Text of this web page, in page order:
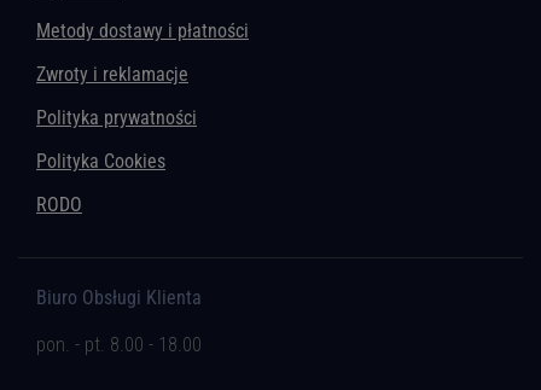
Metody dostawy i płatności
Zwroty i reklamacje
Polityka prywatności
Polityka Cookies
RODO
Biuro Obsługi Klienta
pon. - pt. 8.00 - 18.00